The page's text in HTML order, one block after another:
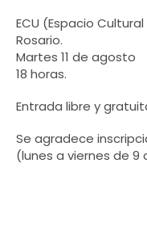
ECU (Espacio
Rosario.
Martes 11 de agosto
18 horas.
Entrada libre y
Se agradece
(lunes a viernes de 9